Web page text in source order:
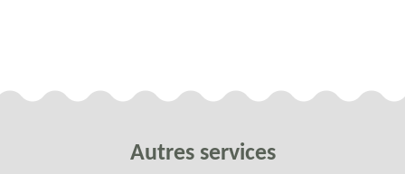
Autres services